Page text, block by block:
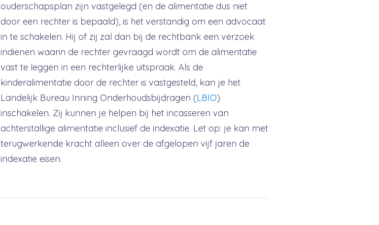
ouderschapsplan zijn vastgelegd (en de alimentatie dus niet
door een rechter is bepaald), is het verstandig om een advocaat
in te schakelen. Hij of zij zal dan bij de rechtbank een verzoek
indienen waarin de rechter gevraagd wordt om de alimentatie
vast te leggen in een rechterlijke uitspraak. Als de
kinderalimentatie door de rechter is vastgesteld, kan je het
Landelijk Bureau Inning Onderhoudsbijdragen (LBIO)
inschakelen. Zij kunnen je helpen bij het incasseren van
achterstallige alimentatie inclusief de indexatie. Let op: je kan met
terugwerkende kracht alleen over de afgelopen vijf jaren de
indexatie eisen.